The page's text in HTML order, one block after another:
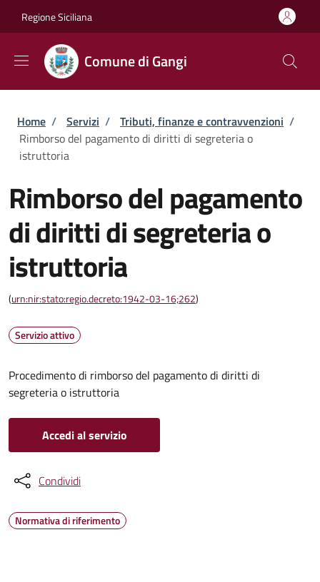
Regione Siciliana
Comune di Gangi
Briciole di pane
Home / Servizi / Tributi, finanze e contravvenzioni /
Rimborso del pagamento di diritti di segreteria o
istruttoria
Rimborso del pagamento
di diritti di segreteria o
istruttoria
(urn:nir:stato:regio.decreto:1942-03-16;262)
Servizio attivo
Procedimento di rimborso del pagamento di diritti di
segreteria o istruttoria
Accedi al servizio
Condividi
Normativa di riferimento